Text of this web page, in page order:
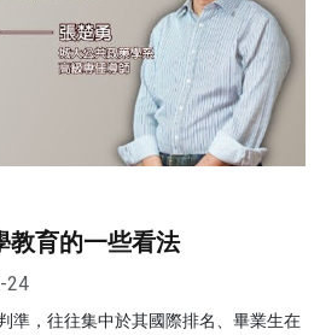
教育的一些看法
24
準，往往集中於其國際排名、畢業生在